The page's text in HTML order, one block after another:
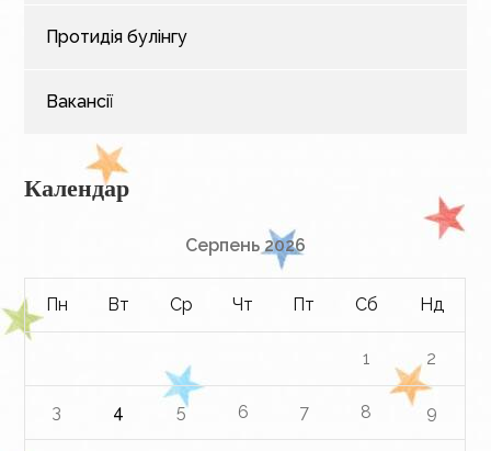
Протидія булінгу
Вакансії
Календар
Серпень 2026
Пн Вт Ср Чт Пт Сб Нд
1 2
3 4 5 6 7 8 9